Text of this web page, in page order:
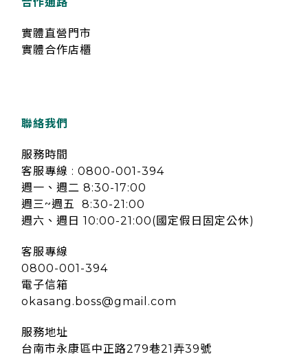
合作通路
實體直營門市
實體合作店櫃
聯絡我們
服務時間
客服專線 : 0800-001-394
週一、週二 8:30-17:00
週三~週五 8:30-21:00
週六、週日 10:00-21:00(國定假日固定公休)
客服專線
0800-001-394
電子信箱
okasang.boss@gmail.com
服務地址
台南市永康區中正路279巷21弄39號